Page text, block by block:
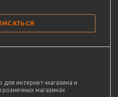
для интернет-магазина и
магазинах